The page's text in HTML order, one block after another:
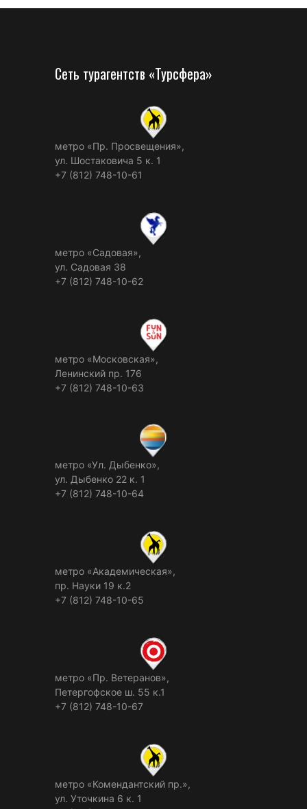
Сеть турагентств «Турсфера»
метро «Пр. Просвещения»,
ул. Шостаковича 5 к. 1
+7 (812) 748-10-61
метро «Садовая»,
ул. Садовая 38
+7 (812) 748-10-62
метро «Московская»,
Ленинский пр. 176
+7 (812) 748-10-63
метро «Ул. Дыбенко»,
ул. Дыбенко 22 к. 1
+7 (812) 748-10-64
метро «Академическая»,
пр. Науки 19 к.2
+7 (812) 748-10-65
метро «Пр. Ветеранов»,
Петергофское ш. 55 к.1
+7 (812) 748-10-67
метро «Комендантский пр.»,
ул. Уточкина 6 к. 1